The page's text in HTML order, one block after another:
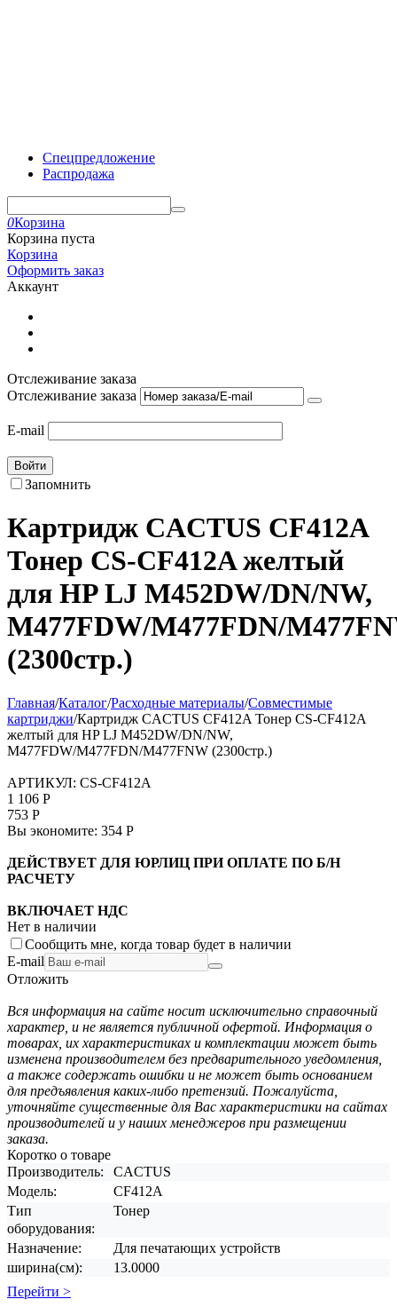
Спецпредложение
Распродажа
0Корзина
Корзина пуста
Корзина
Оформить заказ
Аккаунт
Отслеживание заказа
Отслеживание заказа
E-mail
Войти
Запомнить
Картридж CACTUS CF412A
Тонер CS-CF412A желтый
для HP LJ M452DW/DN/NW,
M477FDW/M477FDN/
(2300стр.)
Главная/Каталог/Расходные материалы/Совместимые
картриджи/Картридж CACTUS CF412A Тонер CS-CF412A
желтый для HP LJ M452DW/DN/NW,
M477FDW/M477FDN/M477FNW (2300стр.)
АРТИКУЛ: CS-CF412A
1 106 Р
753 Р
Вы экономите: 354 Р
ДЕЙСТВУЕТ ДЛЯ ЮРЛИЦ ПРИ ОПЛАТЕ ПО Б/Н
РАСЧЕТУ
ВКЛЮЧАЕТ НДС
Нет в наличии
Сообщить мне, когда товар будет в наличии
E-mail
Отложить
Вся информация на сайте носит исключительно справочный
характер, и не является публичной офертой. Информация о
товарах, их характеристиках и комплектации может быть
изменена производителем без предварительного уведомления,
а также содержать ошибки и не может быть основанием
для предъявления каких-либо претензий. Пожалуйста,
уточняйте существенные для Вас характеристики на сайтах
производителей и у наших менеджеров при размещении
заказа.
Коротко о товаре
Производитель:
CACTUS
Модель:
CF412A
Тип
оборудования:
Тонер
Назначение:
Для печатающих устройств
ширина(см):
13.0000
Перейти >